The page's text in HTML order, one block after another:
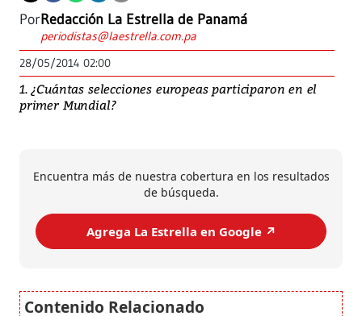
PorRedacción La Estrella de Panamá
periodistas@laestrella.com.pa
28/05/2014 02:00
1. ¿Cuántas selecciones europeas participaron en el
primer Mundial?
Encuentra más de nuestra cobertura en los resultados
de búsqueda.
Agrega La Estrella en Google ↗️